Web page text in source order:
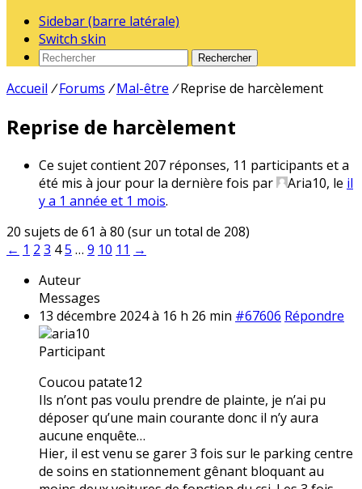
Sidebar (barre latérale)
Switch skin
Rechercher
Accueil / Forums / Mal-être / Reprise de harcèlement
Reprise de harcèlement
Ce sujet contient 207 réponses, 11 participants et a
été mis à jour pour la dernière fois par
Aria10, le il
y a 1 année et 1 mois.
20 sujets de 61 à 80 (sur un total de 208)
← 1 2 3 45 … 9 10 11 →
Auteur
Messages
13 décembre 2024 à 16 h 26 min #67606 Répondre
aria10
Participant
Coucou patate12
Ils n’ont pas voulu prendre de plainte, je n’ai pu
déposer qu’une main courante donc il n’y aura
aucune enquête…
Hier, il est venu se garer 3 fois sur le parking centre
de soins en stationnement gênant bloquant au